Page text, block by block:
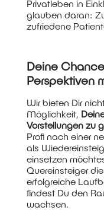
Privatleben in
glauben daran:
zufriedene
Deine
Perspektiven
Wir bieten Dir
Möglichkeit,
Vorstellungen zu
Profi nach einer
als
einsetzen
Quereinsteiger
erfolgreiche
findest Du den
wachsen.